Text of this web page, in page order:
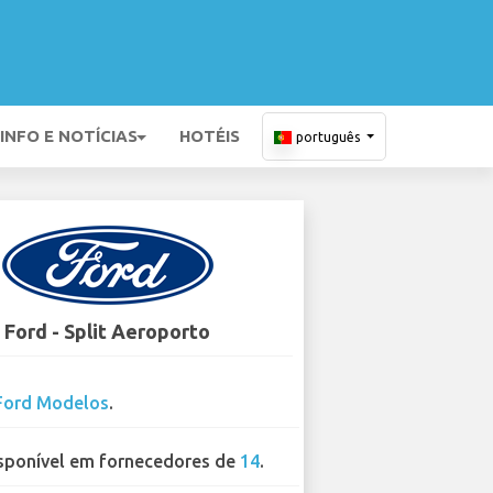
INFO E NOTÍCIAS HOTÉIS português
Ford - Split Aeroporto
Modelos.
em fornecedores de 14.